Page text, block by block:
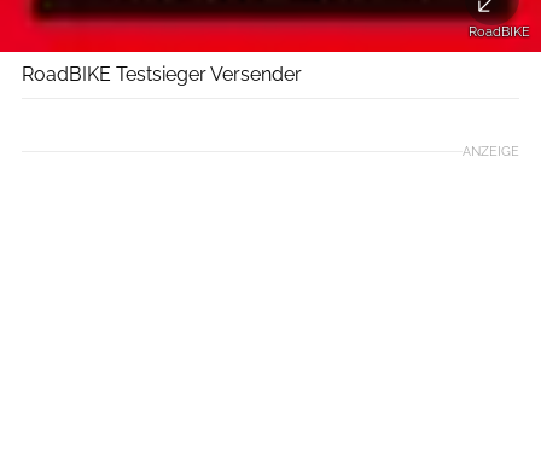
RoadBIKE
RoadBIKE Testsieger Versender
ANZEIGE